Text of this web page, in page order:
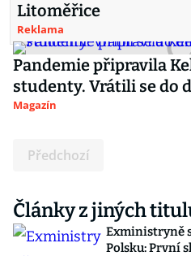
Litoměřice
Reklama
Pandemie připravila
studenty. Vrátili se do
Magazín
Předchozí
Články z jiných
Exministryně
Polsku: První